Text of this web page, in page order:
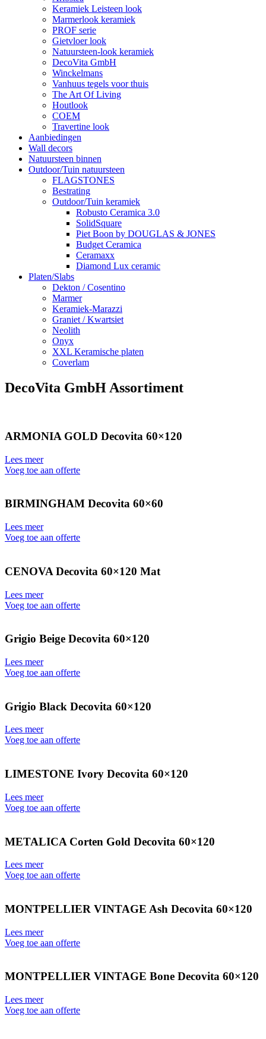
Keramiek Leisteen look
Marmerlook keramiek
PROF serie
Gietvloer look
Natuursteen-look keramiek
DecoVita GmbH
Winckelmans
Vanhuus tegels voor thuis
The Art Of Living
Houtlook
COEM
Travertine look
Aanbiedingen
Wall decors
Natuursteen binnen
Outdoor/Tuin natuursteen
FLAGSTONES
Bestrating
Outdoor/Tuin keramiek
Robusto Ceramica 3.0
SolidSquare
Piet Boon by DOUGLAS & JONES
Budget Ceramica
Ceramaxx
Diamond Lux ceramic
Platen/Slabs
Dekton / Cosentino
Marmer
Keramiek-Marazzi
Graniet / Kwartsiet
Neolith
Onyx
XXL Keramische platen
Coverlam
DecoVita GmbH Assortiment
ARMONIA GOLD Decovita 60×120
Lees meer
Voeg toe aan offerte
BIRMINGHAM Decovita 60×60
Lees meer
Voeg toe aan offerte
CENOVA Decovita 60×120 Mat
Lees meer
Voeg toe aan offerte
Grigio Beige Decovita 60×120
Lees meer
Voeg toe aan offerte
Grigio Black Decovita 60×120
Lees meer
Voeg toe aan offerte
LIMESTONE Ivory Decovita 60×120
Lees meer
Voeg toe aan offerte
METALICA Corten Gold Decovita 60×120
Lees meer
Voeg toe aan offerte
MONTPELLIER VINTAGE Ash Decovita 60×120
Lees meer
Voeg toe aan offerte
MONTPELLIER VINTAGE Bone Decovita 60×120
Lees meer
Voeg toe aan offerte